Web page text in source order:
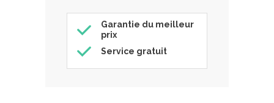
Garantie du meilleur
prix
Service gratuit